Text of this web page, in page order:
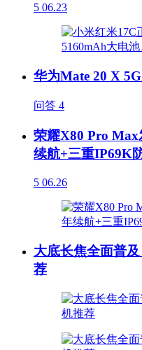
5 06.23
华为Mate 20 X
问答 4
荣耀X80 Pro
续航+三重IP69K
5 06.26
大底长焦全面普
荐